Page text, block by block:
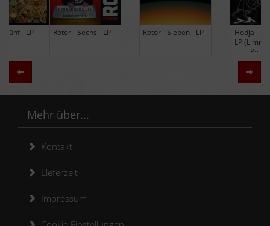
Rotor - Sechs - LP Rotor - Sieben - LP
Hodja - The Band -
LP (Limited Edition
Zurück
Mehr über...
Kontakt
Lieferzeit
Impressum